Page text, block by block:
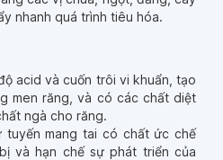
nhanh quá trình tiêu hóa.
acid và cuốn trôi vi khuẩn, tạo
men răng, và có các chất diệt
ngà cho răng.
mang tai có chất ức chế
và hạn chế sự phát triển của